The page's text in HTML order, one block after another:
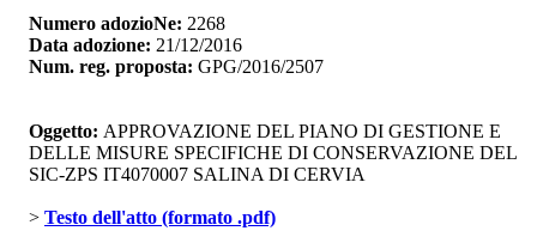
Numero adozioNe: 2268
Data adozione: 21/12/2016
Num. reg. proposta: GPG/2016/2507
Oggetto: APPROVAZIONE DEL PIANO DI GESTIONE E
DELLE MISURE SPECIFICHE DI CONSERVAZIONE DEL
SIC-ZPS IT4070007 SALINA DI CERVIA
> Testo dell'atto (formato .pdf)